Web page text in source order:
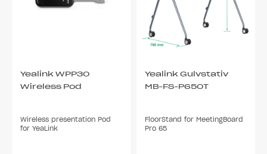
Yealink WPP30
Wireless Pod
Wireless presentation Pod
for YeaLink
Yealink Gulvstativ
MB-FS-P650T
FloorStand for MeetingBoard
Pro 65